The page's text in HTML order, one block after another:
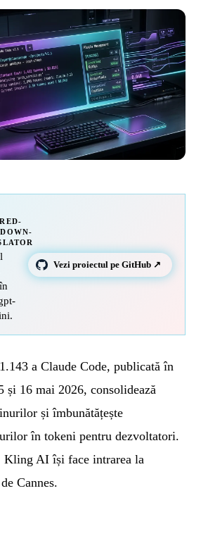
Vezi proiectul pe GitHub ↗
a Claude Code, publicată în
și 16 mai 2026, consolidează
și îmbunătățește
în tokeni pentru dezvoltatori.
Kling AI își face intrarea la
Cannes.